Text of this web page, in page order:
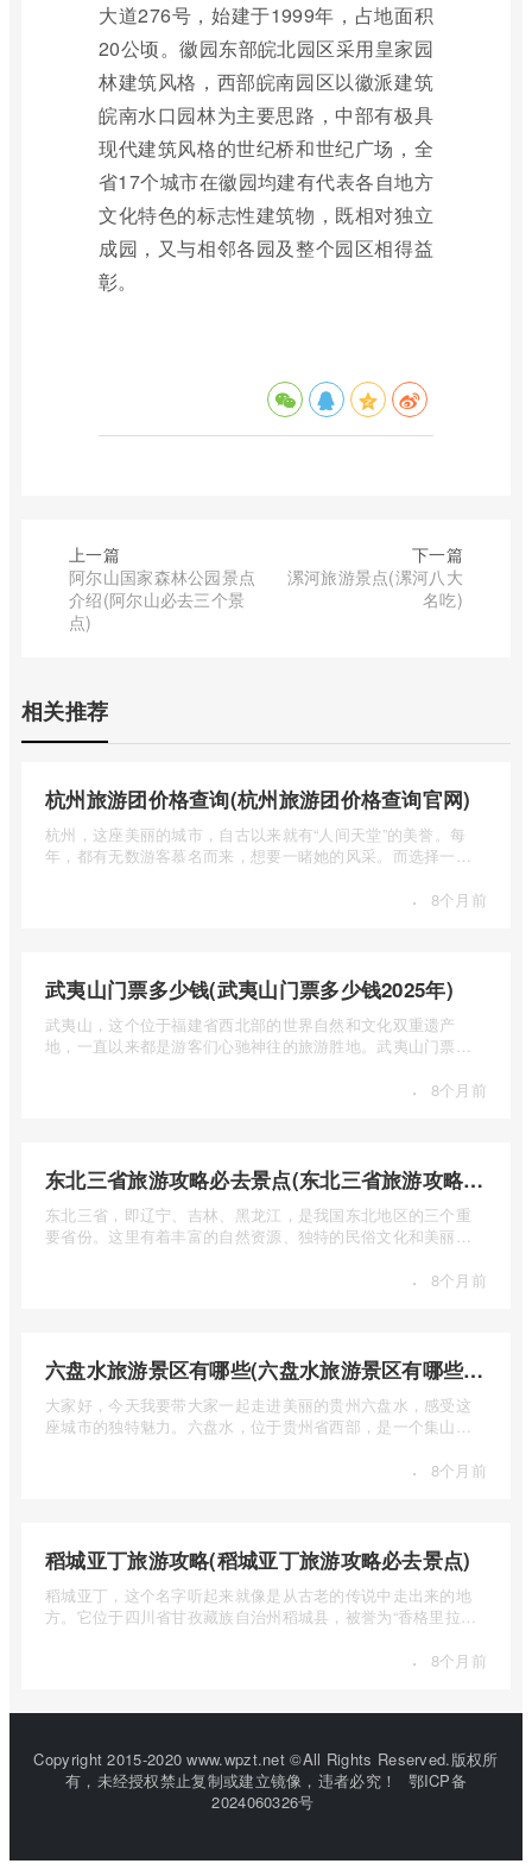
大道276号，始建于1999年，占地面积
20公顷。徽园东部皖北园区采用皇家园
林建筑风格，西部皖南园区以徽派建筑
皖南水口园林为主要思路，中部有极具
现代建筑风格的世纪桥和世纪广场，全
省17个城市在徽园均建有代表各自地方
文化特色的标志性建筑物，既相对独立
成园，又与相邻各园及整个园区相得益
彰。
上一篇
阿尔山国家森林公园景点
介绍(阿尔山必去三个景
点)
下一篇
漯河旅游景点(漯河八大
名吃)
相关推荐
杭州旅游团价格查询(杭州旅游团价格查询官网)
杭州，这座美丽的城市，自古以来就有“人间天堂”的美誉。每
年，都有无数游客慕名而来，想要一睹她的风采。而选择一个
· 8个月前
武夷山门票多少钱(武夷山门票多少钱2025年)
武夷山，这个位于福建省西北部的世界自然和文化双重遗产
地，一直以来都是游客们心驰神往的旅游胜地。武夷山门票多
· 8个月前
东北三省旅游攻略必去景点(东北三省旅游攻略必去景点视频介绍)
东北三省，即辽宁、吉林、黑龙江，是我国东北地区的三个重
要省份。这里有着丰富的自然资源、独特的民俗文化和美丽的
· 8个月前
六盘水旅游景区有哪些(六盘水旅游景区有哪些景点值得去)
大家好，今天我要带大家一起走进美丽的贵州六盘水，感受这
座城市的独特魅力。六盘水，位于贵州省西部，是一个集山水
· 8个月前
稻城亚丁旅游攻略(稻城亚丁旅游攻略必去景点)
稻城亚丁，这个名字听起来就像是从古老的传说中走出来的地
方。它位于四川省甘孜藏族自治州稻城县，被誉为“香格里拉的
· 8个月前
Copyright 2015-2020 www.wpzt.net ©All Rights Reserved.版权所
有，未经授权禁止复制或建立镜像，违者必究！
鄂ICP备
2024060326号